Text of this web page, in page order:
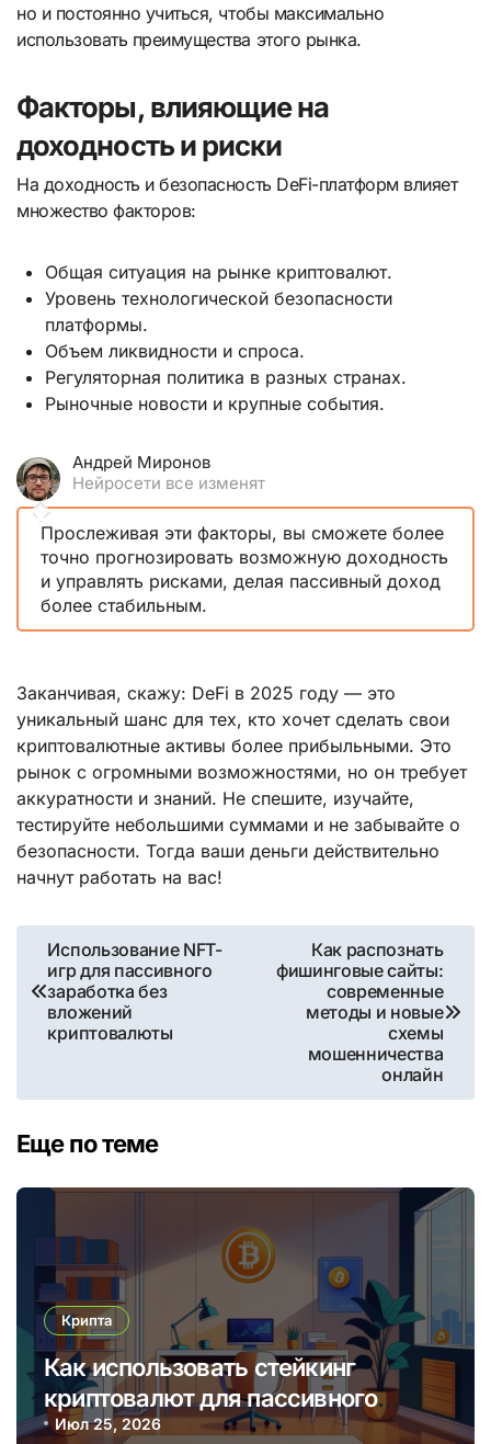
но и постоянно учиться, чтобы максимально
использовать преимущества этого рынка.
Факторы, влияющие на
доходность и риски
На доходность и безопасность DeFi-платформ влияет
множество факторов:
Общая ситуация на рынке криптовалют.
Уровень технологической безопасности
платформы.
Объем ликвидности и спроса.
Регуляторная политика в разных странах.
Рыночные новости и крупные события.
Андрей Миронов
Нейросети все изменят
Прослеживая эти факторы, вы сможете более
точно прогнозировать возможную доходность
и управлять рисками, делая пассивный доход
более стабильным.
Заканчивая, скажу: DeFi в 2025 году — это
уникальный шанс для тех, кто хочет сделать свои
криптовалютные активы более прибыльными. Это
рынок с огромными возможностями, но он требует
аккуратности и знаний. Не спешите, изучайте,
тестируйте небольшими суммами и не забывайте о
безопасности. Тогда ваши деньги действительно
начнут работать на вас!
Навигация
по
записям
Использование NFT-
игр для пассивного
заработка без
вложений
криптовалюты
Как распознать
фишинговые сайты:
современные
методы и новые
схемы
мошенничества
онлайн
Еще по теме
Крипта
Как использовать стейкинг
криптовалют для пассивного
дохода в 2025 году
Июл 25, 2026